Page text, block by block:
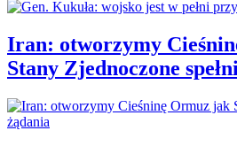
Iran: otworzymy
Stany Zjednoczone